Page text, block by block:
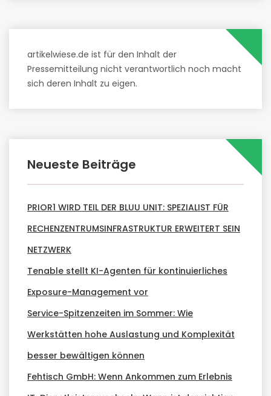
artikelwiese.de ist für den Inhalt der
Pressemitteilung nicht verantwortlich noch macht
sich deren Inhalt zu eigen.
Neueste Beiträge
PRIOR1 WIRD TEIL DER BLUU UNIT: SPEZIALIST FÜR
RECHENZENTRUMSINFRASTRUKTUR ERWEITERT SEIN
NETZWERK
Tenable stellt KI-Agenten für kontinuierliches
Exposure-Management vor
Service-Spitzenzeiten im Sommer: Wie
Werkstätten hohe Auslastung und Komplexität
besser bewältigen können
Fehtisch GmbH: Wenn Ankommen zum Erlebnis